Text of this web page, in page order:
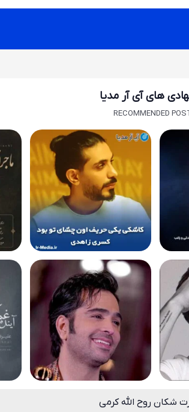
های آی آر مدیا
RECOMMENDED
شکان روح الله کرمی